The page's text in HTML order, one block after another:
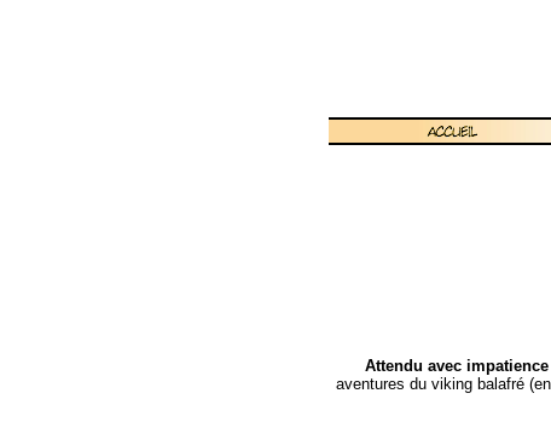
Attendu avec impatience
aventures du viking balafré